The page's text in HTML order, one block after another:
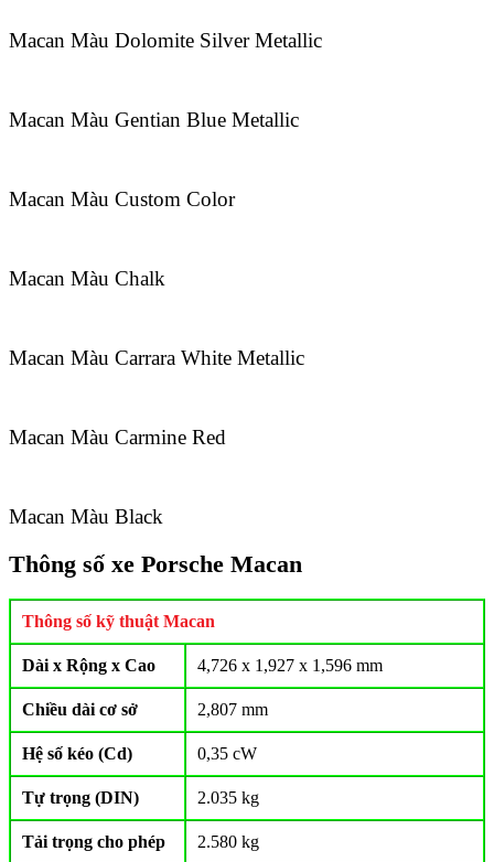
Macan Màu Dolomite Silver Metallic
Macan Màu Gentian Blue Metallic
Macan Màu Custom Color
Macan Màu Chalk
Macan Màu Carrara White Metallic
Macan Màu Carmine Red
Macan Màu Black
Thông số xe Porsche Macan
Thông số kỹ thuật Macan
Dài x Rộng x Cao 4,726 x 1,927 x 1,596 mm
Chiều dài cơ sở 2,807 mm
Hệ số kéo (Cd) 0,35 cW
Tự trọng (DIN) 2.035 kg
Tải trọng cho phép 2.580 kg